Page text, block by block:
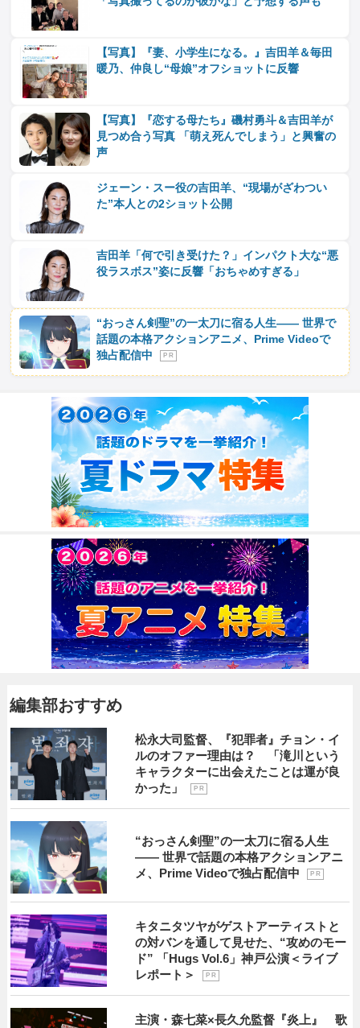
【写真】『妻、小学生になる。』吉田羊＆毎田
暖乃、仲良し“母娘”オフショットに反響
【写真】『恋する母たち』磯村勇斗＆吉田羊が
見つめ合う写真 「萌え死んでしまう」と興奮の
声
ジェーン・スー役の吉田羊、“現場がざわつい
た”本人との2ショット公開
吉田羊「何で引き受けた？」インパクト大な“悪
役ラスボス”姿に反響「おちゃめすぎる」
“おっさん剣聖”の一太刀に宿る人生―― 世界で
話題の本格アクションアニメ、Prime Videoで
独占配信中
P R
編集部おすすめ
松永大司監督、『犯罪者』チョン・イ
ルのオファー理由は？ 「滝川という
キャラクターに出会えたことは運が良
かった」
P R
“おっさん剣聖”の一太刀に宿る人生
―― 世界で話題の本格アクションアニ
メ、Prime Videoで独占配信中
P R
キタニタツヤがゲストアーティストと
の対バンを通して見せた、“攻めのモー
ド” 「Hugs Vol.6」神戸公演＜ライブ
レポート＞
P R
主演・森七菜×長久允監督『炎上』 歌